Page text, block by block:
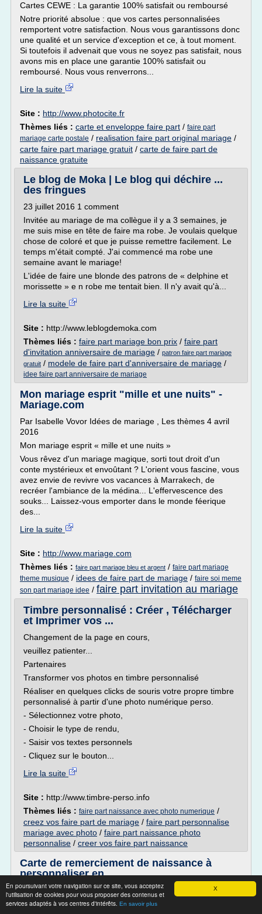
X
En poursuivant votre navigation sur ce site, vous acceptez
l'utilisation de cookies pour vous proposer des contenus et
services adaptés à vos centres d'intérêts. En savoir plus
Cartes CEWE : La garantie 100% satisfait ou remboursé
Notre priorité absolue : que vos cartes personnalisées
remportent votre satisfaction. Nous vous garantissons donc
une qualité et un service d'exception et ce, à tout moment.
Si toutefois il advenait que vous ne soyez pas satisfait, nous
avons mis en place une garantie 100% satisfait ou
remboursé. Nous vous renverrons...
Lire la suite
Site : http://www.photocite.fr
Thèmes liés : carte et enveloppe faire part / faire part
mariage carte postale / realisation faire part original mariage /
carte faire part mariage gratuit / carte de faire part de
naissance gratuite
Le blog de Moka | Le blog qui déchire ...
des fringues
23 juillet 2016 1 comment
Invitée au mariage de ma collègue il y a 3 semaines, je
me suis mise en tête de faire ma robe. Je voulais quelque
chose de coloré et que je puisse remettre facilement. Le
temps m'était compté. J'ai commencé ma robe une
semaine avant le mariage!
L'idée de faire une blonde des patrons de « delphine et
morissette » e n robe me tentait bien. Il n'y avait qu'à...
Lire la suite
Site : http://www.leblogdemoka.com
Thèmes liés : faire part mariage bon prix / faire part
d'invitation anniversaire de mariage / patron faire part mariage
gratuit / modele de faire part d'anniversaire de mariage /
idee faire part anniversaire de mariage
Mon mariage esprit "mille et une nuits" -
Mariage.com
Par Isabelle Vovor Idées de mariage , Les thèmes 4 avril
2016
Mon mariage esprit « mille et une nuits »
Vous rêvez d'un mariage magique, sorti tout droit d'un
conte mystérieux et envoûtant ? L'orient vous fascine, vous
avez envie de revivre vos vacances à Marrakech, de
recréer l'ambiance de la médina... L'effervescence des
souks... Laissez-vous emporter dans le monde féerique
des...
Lire la suite
Site : http://www.mariage.com
Thèmes liés : faire part mariage bleu et argent / faire part mariage
theme musique / idees de faire part de mariage / faire soi meme
son part mariage idee / faire part invitation au mariage
Timbre personnalisé : Créer , Télécharger
et Imprimer vos ...
Changement de la page en cours,
veuillez patienter...
Partenaires
Transformer vos photos en timbre personnalisé
Réaliser en quelques clicks de souris votre propre timbre
personnalisé à partir d'une photo numérique perso.
- Sélectionnez votre photo,
- Choisir le type de rendu,
- Saisir vos textes personnels
- Cliquez sur le bouton...
Lire la suite
Site : http://www.timbre-perso.info
Thèmes liés : faire part naissance avec photo numerique /
creez vos faire part de mariage / faire part personnalise
mariage avec photo / faire part naissance photo
personnalise / creer vos faire part naissance
Carte de remerciement de naissance à
personnaliser en ...
Pourquoi choisir Planet Cards ?
Livraison offerte